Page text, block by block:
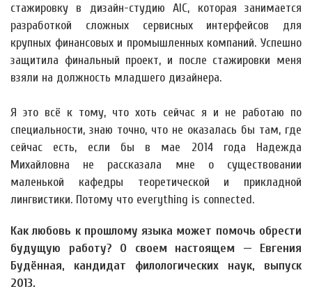
стажировку в дизайн-студию AIC, которая занимается
разработкой сложных сервисных интерфейсов для
крупных финансовых и промышленных компаний. Успешно
защитила финальный проект, и после стажировки меня
взяли на должность младшего дизайнера.
Я это всё к тому, что хоть сейчас я и не работаю по
специальности, знаю точно, что не оказалась бы там, где
сейчас есть, если бы в мае 2014 года Надежда
Михайловна не рассказала мне о существовании
маленькой кафедры теоретической и прикладной
лингвистики. Потому что everything is connected.
Как любовь к прошлому языка может помочь обрести
будущую работу? О своем настоящем — Евгения
Будённая, кандидат филологических наук, выпуск
2013.